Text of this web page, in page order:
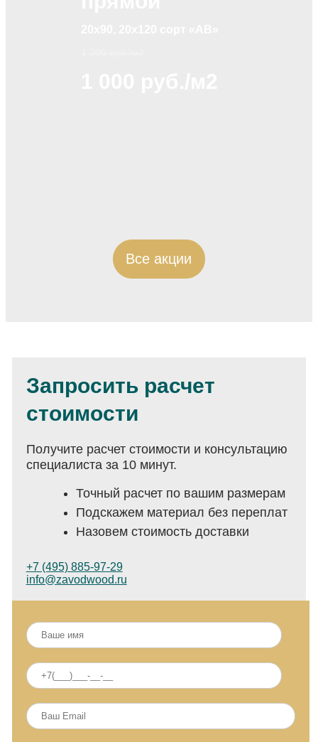
Все акции
Запросить расчет
стоимости
Получите расчет стоимости и консультацию
специалиста за 10 минут.
Точный расчет по вашим размерам
Подскажем материал без переплат
Назовем стоимость доставки
+7 (495) 885-97-29
info@zavodwood.ru